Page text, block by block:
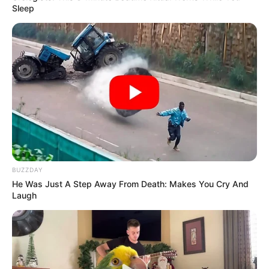
These 9 Actresses Will Make You Rethink Good And
Evil!
BRAINBERRIES
Sleep
BUZZDAY
He Was Just A Step Away From Death: Makes You Cry And
Laugh